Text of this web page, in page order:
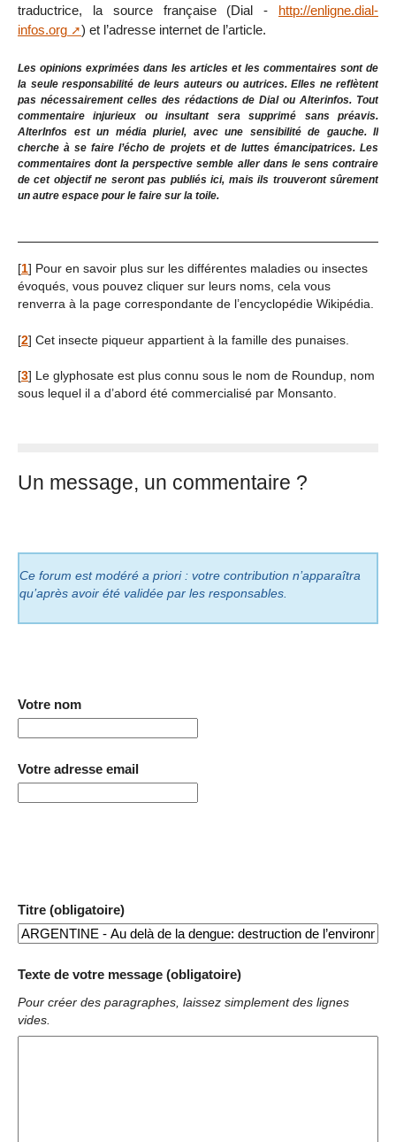
traductrice, la source française (Dial - http://enligne.dial-
infos.org
) et l’adresse internet de l’article.
Les opinions exprimées dans les articles et les commentaires sont de
la seule responsabilité de leurs auteurs ou autrices. Elles ne reflètent
pas nécessairement celles des rédactions de Dial ou Alterinfos. Tout
commentaire injurieux ou insultant sera supprimé sans préavis.
AlterInfos est un média pluriel, avec une sensibilité de gauche. Il
cherche à se faire l’écho de projets et de luttes émancipatrices. Les
commentaires dont la perspective semble aller dans le sens contraire
de cet objectif ne seront pas publiés ici, mais ils trouveront sûrement
un autre espace pour le faire sur la toile.
[1] Pour en savoir plus sur les différentes maladies ou insectes
évoqués, vous pouvez cliquer sur leurs noms, cela vous
renverra à la page correspondante de l’encyclopédie Wikipédia.
[2] Cet insecte piqueur appartient à la famille des punaises.
[3] Le glyphosate est plus connu sous le nom de Roundup, nom
sous lequel il a d’abord été commercialisé par Monsanto.
Un message, un commentaire ?
Ce forum est modéré a priori : votre contribution n’apparaîtra
qu’après avoir été validée par les responsables.
Votre nom
Votre adresse email
Titre (obligatoire)
Texte de votre message (obligatoire)
Pour créer des paragraphes, laissez simplement des lignes
vides.